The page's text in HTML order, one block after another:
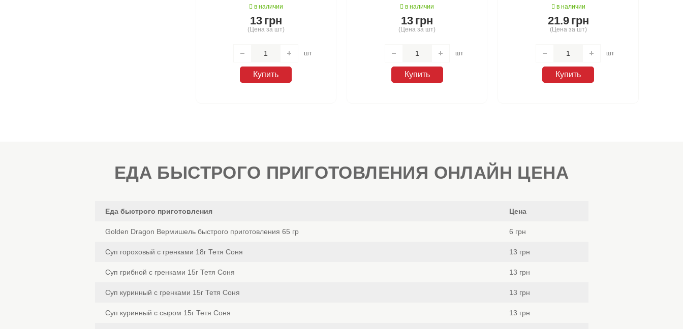
в наличии
13 грн
(Цена за шт)
шт
Купить
в наличии
13 грн
(Цена за шт)
шт
Купить
в наличии
21.9 грн
(Цена за шт)
шт
Купить
ЕДА БЫСТРОГО ПРИГОТОВЛЕНИЯ ОНЛАЙН ЦЕНА
Еда быстрого приготовления Цена
Golden Dragon Вермишель быстрого приготовления 65 гр 6 грн
Суп гороховый с гренками 18г Тетя Соня 13 грн
Суп грибной с гренками 15г Тетя Соня 13 грн
Суп куринный с гренками 15г Тетя Соня 13 грн
Суп куринный с сыром 15г Тетя Соня 13 грн